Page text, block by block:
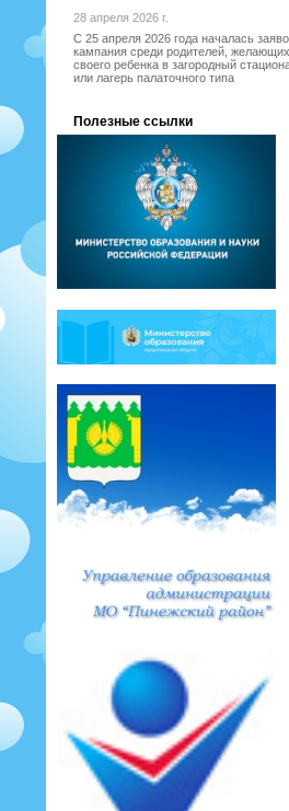
28 апреля 2026 г.
С 25 апреля 2026 года началась
кампания среди родителей,
своего ребенка в загородный
или лагерь палаточного типа
Полезные ссылки